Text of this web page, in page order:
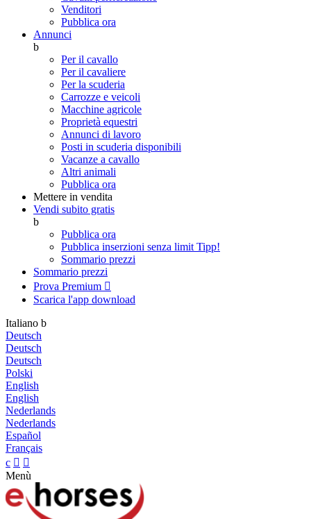
Venditori
Pubblica ora
Annunci
b
Per il cavallo
Per il cavaliere
Per la scuderia
Carrozze e veicoli
Macchine agricole
Proprietà equestri
Annunci di lavoro
Posti in scuderia disponibili
Vacanze a cavallo
Altri animali
Pubblica ora
Mettere in vendita
Vendi subito gratis
b
Pubblica ora
Pubblica inserzioni senza limit Tipp!
Sommario prezzi
Sommario prezzi
Prova Premium 
Scarica l'app download
Italiano b
Deutsch
Deutsch
Deutsch
Polski
English
English
Nederlands
Nederlands
Español
Français
c  
Menù